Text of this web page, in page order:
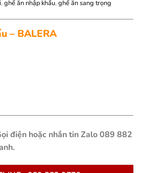
, ghế ăn nhập khẩu, ghế ăn sang trọng
– BALERA
điện hoặc nhắn tin Zalo 089 882